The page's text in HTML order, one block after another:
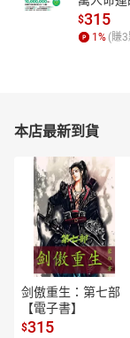
書】
$315
1 % (賺3
本店最新到貨
剑傲重生：第七部
【電子書】
$315